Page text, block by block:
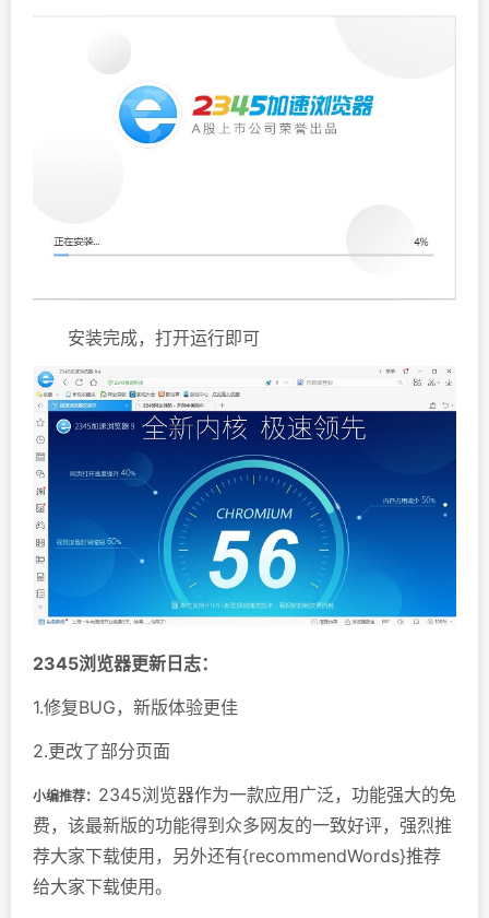
安装完成，打开运行即可
2345浏览器更新日志：
1.修复BUG，新版体验更佳
2.更改了部分页面
小编推荐： 2345浏览器作为一款应用广泛，功能强大的免
费，该最新版的功能得到众多网友的一致好评，强烈推
荐大家下载使用，另外还有{recommendWords}推荐
给大家下载使用。